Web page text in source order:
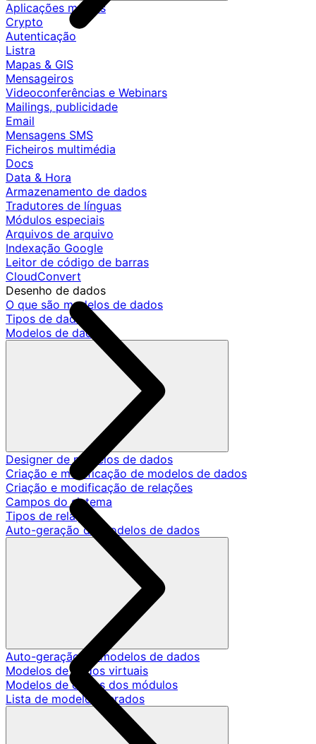
Aplicações móveis
Crypto
Autenticação
Listra
Mapas & GIS
Mensageiros
Videoconferências e Webinars
Mailings, publicidade
Email
Mensagens SMS
Ficheiros multimédia
Docs
Data & Hora
Armazenamento de dados
Tradutores de línguas
Módulos especiais
Arquivos de arquivo
Indexação Google
Leitor de código de barras
CloudConvert
Desenho de dados
O que são modelos de dados
Tipos de dados
Modelos de dados
Designer de modelos de dados
Criação e modificação de modelos de dados
Criação e modificação de relações
Campos do sistema
Tipos de relação
Auto-geração de modelos de dados
Auto-geração de modelos de dados
Modelos de dados virtuais
Modelos de dados dos módulos
Lista de modelos gerados